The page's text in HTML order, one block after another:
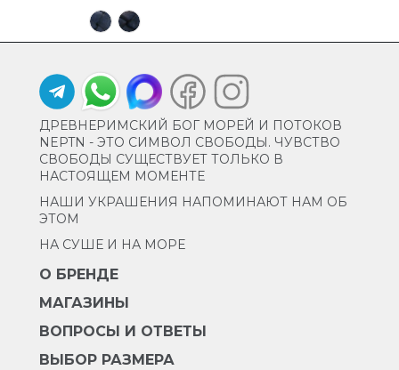
ДРЕВНЕРИМСКИЙ БОГ МОРЕЙ И ПОТОКОВ
NEPTN - ЭТО СИМВОЛ СВОБОДЫ. ЧУВСТВО
СВОБОДЫ СУЩЕСТВУЕТ ТОЛЬКО В
НАСТОЯЩЕМ МОМЕНТЕ
НАШИ УКРАШЕНИЯ НАПОМИНАЮТ НАМ ОБ
ЭТОМ
НА СУШЕ И НА МОРЕ
О БРЕНДЕ
МАГАЗИНЫ
ВОПРОСЫ И ОТВЕТЫ
ВЫБОР РАЗМЕРА